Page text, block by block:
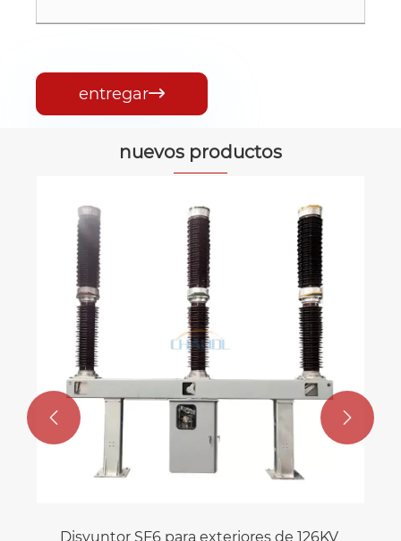
entregar
nuevos productos
Transformador tipo seco de aleación
amorfa de 10KV
Ver más >>
 